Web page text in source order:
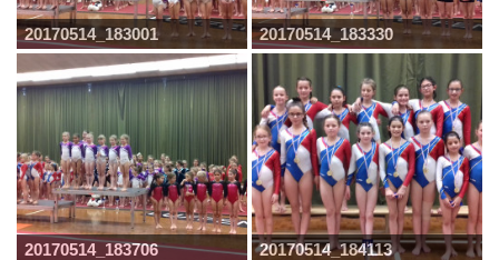
20170514_183001 20170514_183330
20170514_183706 20170514_184113